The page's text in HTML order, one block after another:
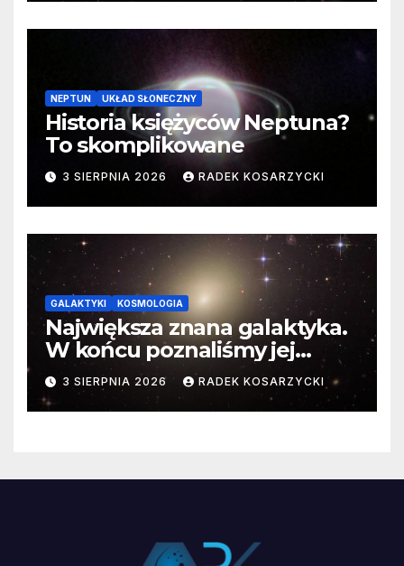
NEPTUN UKŁAD SŁONECZNY
Historia księżyców Neptuna?
To skomplikowane
3 SIERPNIA 2026 RADEK KOSARZYCKI
GALAKTYKI KOSMOLOGIA
Największa znana galaktyka.
W końcu poznaliśmy jej
faktyczne wymiary
3 SIERPNIA 2026 RADEK KOSARZYCKI